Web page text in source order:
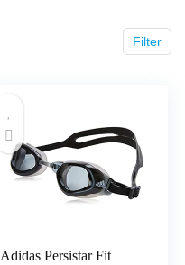
Filter
Adidas Persistar Fit